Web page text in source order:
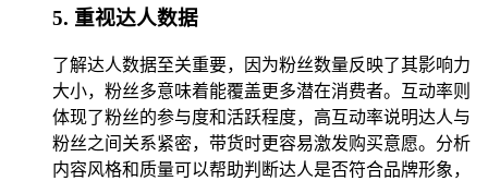
5. 重视达人数据
了解达人数据至关重要，因为粉丝数量反映了其影响力
大小，粉丝多意味着能覆盖更多潜在消费者。互动率则
体现了粉丝的参与度和活跃程度，高互动率说明达人与
粉丝之间关系紧密，带货时更容易激发购买意愿。分析
内容风格和质量可以帮助判断达人是否符合品牌形象，